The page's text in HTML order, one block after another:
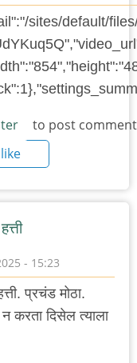
sites/default/
to post
- 15:23
प्रचंड मोठा.
न करता दिसेल त्याला